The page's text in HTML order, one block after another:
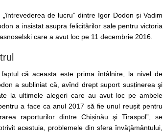
de lucru” dintre Igor Dodon și Vadim
a insistat asupra felicitărilor sale pentru victoria
care a avut loc pe 11 decembrie 2016.
că aceasta este prima întâlnire, la nivel de
a subliniat că, avînd drept suport susținerea şi
la ultimele alegeri care au avut loc pe ambele
a face ca anul 2017 să fie unul reușit pentru
raporturilor dintre Chișinău şi Tiraspol”, se
acestuia, problemele din sfera învăţământului,